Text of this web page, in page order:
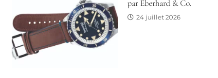
par Eberhard & Co.
24 juillet 2026